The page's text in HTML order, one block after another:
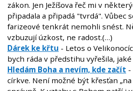
zákon. Jen Ježíšova řeč mi v
připadala a připadá "tvrdá". Vůbec
farizeové tenkrát nemohli snést.
vzbuzují úzkost, ne radost.(…)
Dárek ke křtu - Letos o
bych ráda v předstihu vyřešila,
Hledám Boha a nevím, kde začít -
církve. Není možné být křesťan